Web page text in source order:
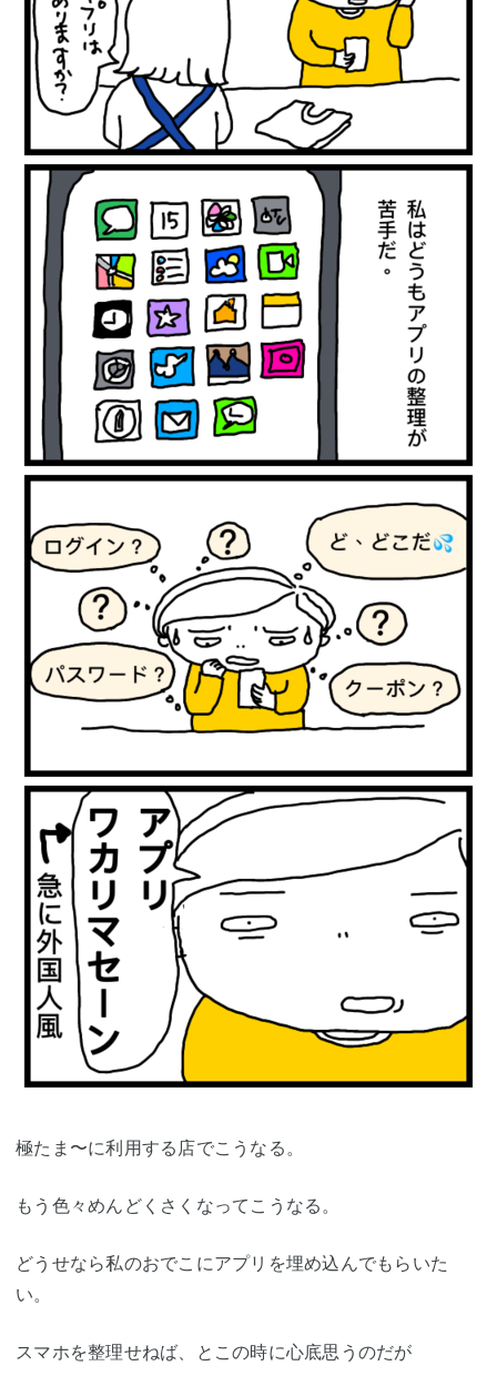
極たま〜に利用する店でこうなる。
もう色々めんどくさくなってこうなる。
どうせなら私のおでこにアプリを埋め込んでもらいた
い。
スマホを整理せねば、とこの時に心底思うのだが